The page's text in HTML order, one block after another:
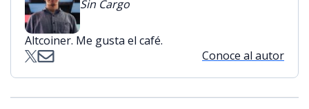
Sin Cargo
Altcoiner. Me gusta el café.
Conoce al autor